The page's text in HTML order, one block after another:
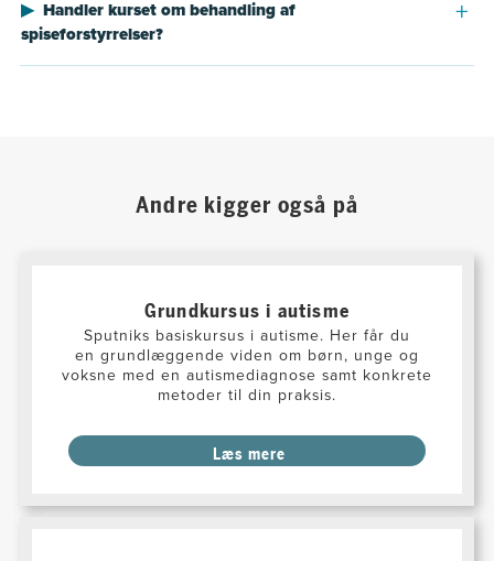
Handler kurset om behandling af
spiseforstyrrelser?
Andre kigger også på
Grundkursus i autisme
Sputniks basiskursus i autisme. Her får du
en grundlæggende viden om børn, unge og
voksne med en autismediagnose samt konkrete
metoder til din praksis.
Læs mere